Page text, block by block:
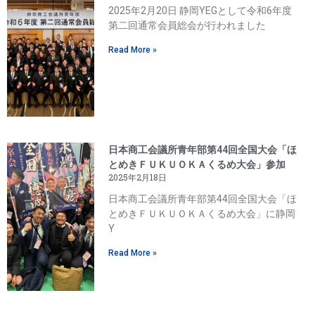
2025年2月20日 静岡YEGとして令和6年度
第二回通常会員総会が行われました
Read More »
日本商工会議所青年部第44回全国大会「ほ
とめきＦＵＫＵＯＫＡくるめ大会」参加
2025年2月18日
日本商工会議所青年部第44回全国大会「ほ
とめきＦＵＫＵＯＫＡくるめ大会」に静岡
Y
Read More »